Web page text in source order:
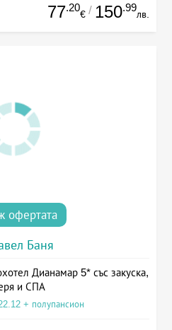
77.20
€ / 150.99
лв.
офертата
Баня
Дианамар 5* със закуска,
и СПА
+ полупансион